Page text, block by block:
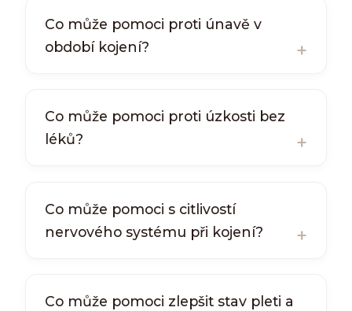
Co může pomoci proti únavě v
období kojení?
Co může pomoci proti úzkosti bez
léků?
Co může pomoci s citlivostí
nervového systému při kojení?
Co může pomoci zlepšit stav pleti a